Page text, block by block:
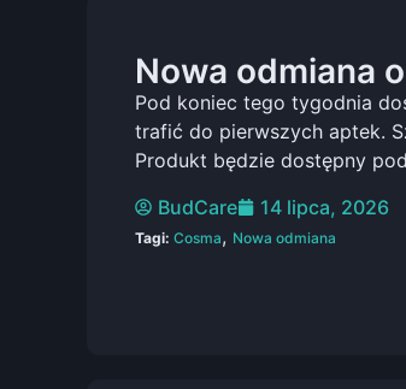
Nowa odmiana
Pod koniec tego tygodnia
trafić do pierwszych aptek.
Produkt będzie dostępny
BudCare
14 lipca, 2026
Tagi: Cosma, Nowa odmiana